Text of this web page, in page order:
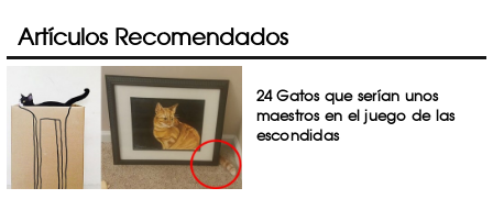
Artículos Recomendados
24 Gatos que serían unos
maestros en el juego de las
escondidas